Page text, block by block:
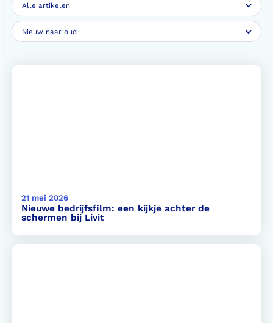
21 mei 2026
Nieuwe bedrijfsfilm: een kijkje achter de
schermen bij Livit